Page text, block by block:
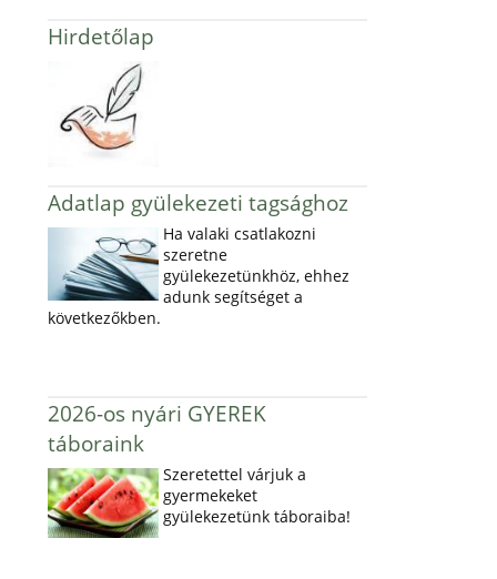
Hirdetőlap
Adatlap gyülekezeti tagsághoz
Ha valaki csatlakozni
szeretne
gyülekezetünkhöz, ehhez
adunk segítséget a
következőkben.
2026-os nyári GYEREK
táboraink
Szeretettel várjuk a
gyermekeket
gyülekezetünk táboraiba!